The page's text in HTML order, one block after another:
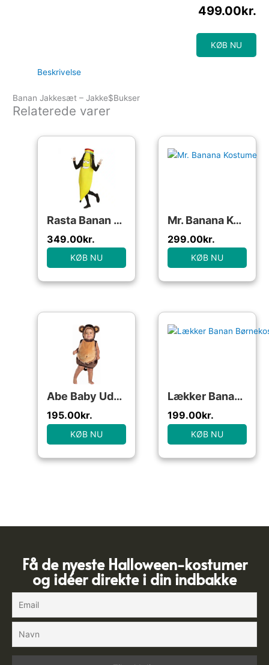
499.00kr.
KØB NU
Beskrivelse
Banan Jakkesæt – Jakke$Bukser
Relaterede varer
Rasta Banan Kostume
349.00kr.
KØB NU
Mr. Banana Kostume
299.00kr.
KØB NU
Abe Baby Udklædningstøj (Str. 18-24M/24 MONTHS (18-24))
195.00kr.
KØB NU
Lækker Banan Børnekostume
199.00kr.
KØB NU
Få de nyeste Halloween-kostumer
og idéer direkte i din indbakke